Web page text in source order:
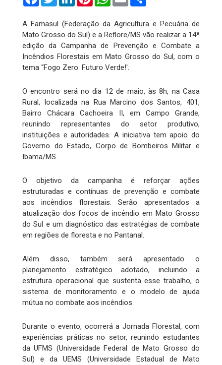
A Famasul (Federação da Agricultura e Pecuária de
Mato Grosso do Sul) e a Reflore/MS vão realizar a 14ª
edição da Campanha de Prevenção e Combate a
Incêndios Florestais em Mato Grosso do Sul, com o
tema “Fogo Zero. Futuro Verde!'.
O encontro será no dia 12 de maio, às 8h, na Casa
Rural, localizada na Rua Marcino dos Santos, 401,
Bairro Chácara Cachoeira II, em Campo Grande,
reunindo representantes do setor produtivo,
instituições e autoridades. A iniciativa tem apoio do
Governo do Estado, Corpo de Bombeiros Militar e
Ibama/MS.
O objetivo da campanha é reforçar ações
estruturadas e contínuas de prevenção e combate
aos incêndios florestais. Serão apresentados a
atualização dos focos de incêndio em Mato Grosso
do Sul e um diagnóstico das estratégias de combate
em regiões de floresta e no Pantanal.
Além disso, também será apresentado o
planejamento estratégico adotado, incluindo a
estrutura operacional que sustenta esse trabalho, o
sistema de monitoramento e o modelo de ajuda
mútua no combate aos incêndios.
Durante o evento, ocorrerá a Jornada Florestal, com
experiências práticas no setor, reunindo estudantes
da UFMS (Universidade Federal de Mato Grosso do
Sul) e da UEMS (Universidade Estadual de Mato